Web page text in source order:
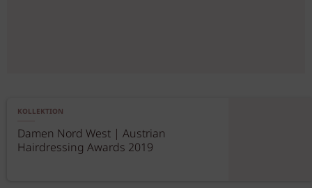
KOLLEKTION
Damen Nord West | Austrian
Hairdressing Awards 2019